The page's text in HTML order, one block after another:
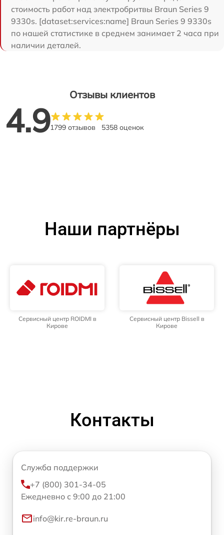
стоимость работ над электробритвы Braun Series 9
9330s. [dataset:services:name] Braun Series 9 9330s
по нашей статистике в среднем занимает 2 часа при
наличии деталей.
Отзывы клиентов
4.91799 отзывов 5358 оценок
Наши партнёры
Сервисный центр ROIDMI в
Кирове
Сервисный центр Bissell в
Кирове
Контакты
Служба поддержки
+7 (800) 301-34-05
Ежедневно с 9:00 до 21:00
info@kir.re-braun.ru